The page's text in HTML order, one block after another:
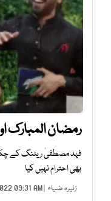
رمضان المبارک
فہد مصطفیٰ ریٹنگ کے چکر
بھی احترام نہیں کیا
زنیرہ ضیاء | APR 16, 2022 09:31 AM |